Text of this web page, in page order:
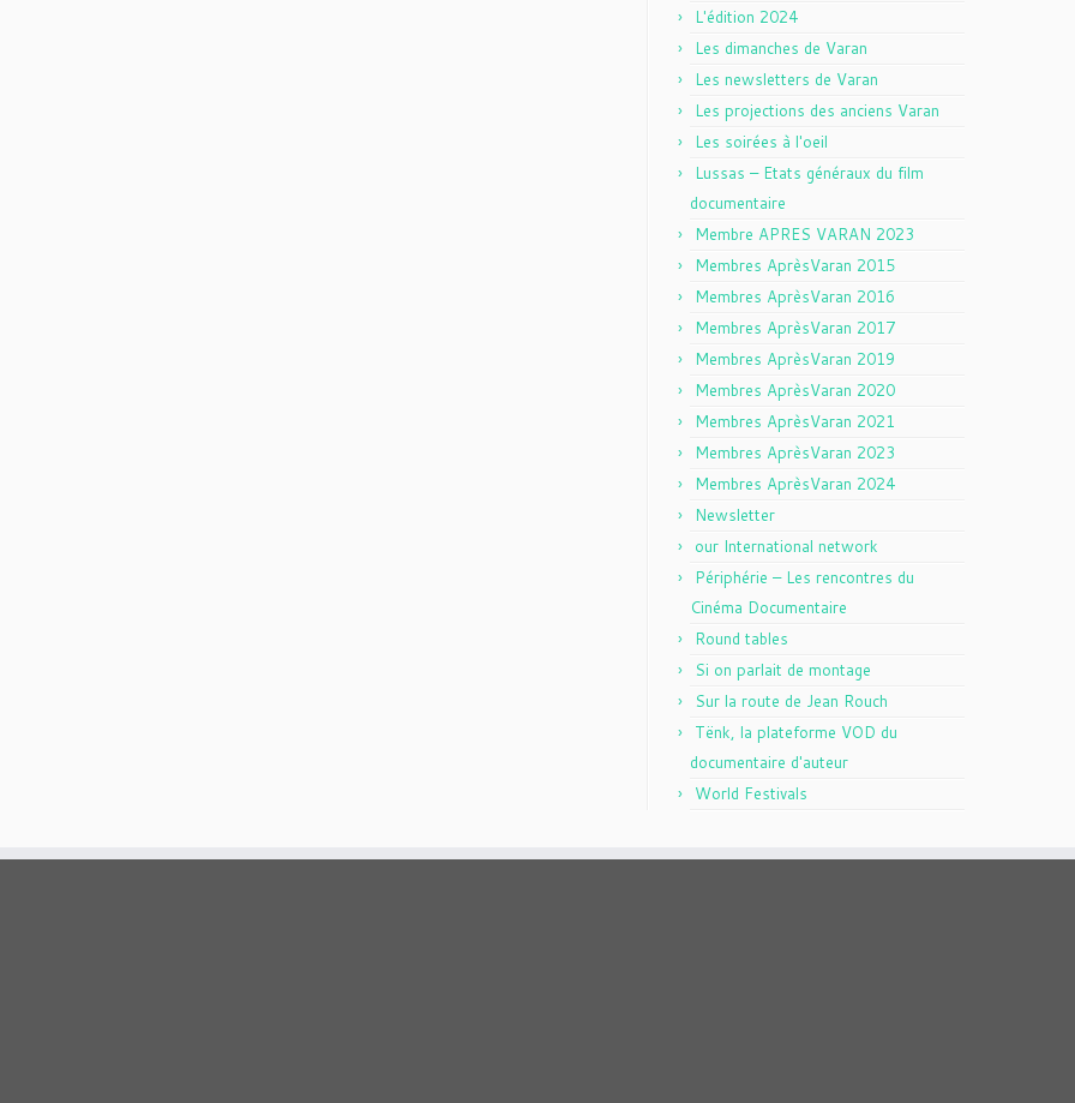
L'édition 2024
Les dimanches de Varan
Les newsletters de Varan
Les projections des anciens Varan
Les soirées à l'oeil
Lussas – Etats généraux du film
documentaire
Membre APRES VARAN 2023
Membres AprèsVaran 2015
Membres AprèsVaran 2016
Membres AprèsVaran 2017
Membres AprèsVaran 2019
Membres AprèsVaran 2020
Membres AprèsVaran 2021
Membres AprèsVaran 2023
Membres AprèsVaran 2024
Newsletter
our International network
Périphérie – Les rencontres du
Cinéma Documentaire
Round tables
Si on parlait de montage
Sur la route de Jean Rouch
Tënk, la plateforme VOD du
documentaire d'auteur
World Festivals